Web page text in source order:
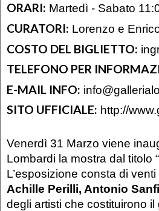
ORARI: Martedì - Sabato
CURATORI: Lorenzo e
COSTO DEL BIGLIETTO:
TELEFONO PER
E-MAIL INFO:
SITO UFFICIALE: http://
Venerdì 31 Marzo viene
Lombardi la mostra dal titolo “
L’esposizione consta di
Achille Perilli, Antonio
degli artisti che costituirono